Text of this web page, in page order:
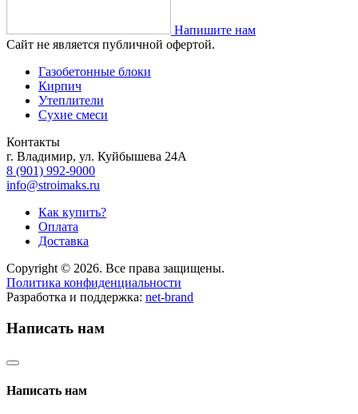
Напишите нам
Сайт не является публичной офертой.
Газобетонные блоки
Кирпич
Утеплители
Сухие смеси
Контакты
г. Владимир, ул. Куйбышева 24А
8 (901) 992-9000
info@stroimaks.ru
Как купить?
Оплата
Доставка
Copyright © 2026. Все права защищены.
Политика конфиденциальности
Разработка и поддержка: net-brand
Написать нам
Написать нам